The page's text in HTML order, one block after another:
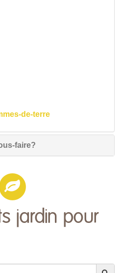
de-terre
faire?
jardin pour